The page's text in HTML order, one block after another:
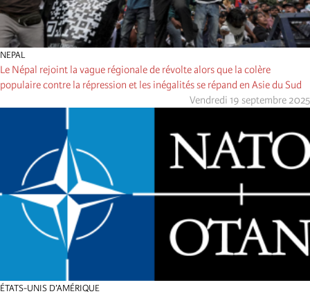
NEPAL
Le Népal rejoint la vague régionale de révolte alors que la colère
populaire contre la répression et les inégalités se répand en Asie du Sud
Vendredi 19 septembre 2025
ÉTATS-UNIS D’AMÉRIQUE